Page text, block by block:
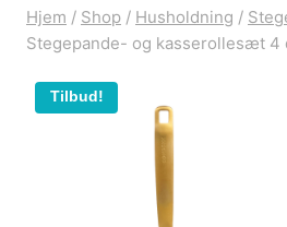
Hjem / Shop / Husholdning /
Stegepande- og kasserollesæt 4
Tilbud!